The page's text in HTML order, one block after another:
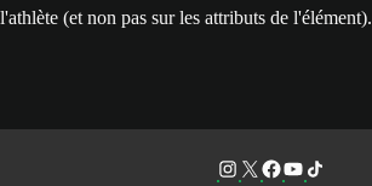
l'athlète (et non pas sur les attributs de l'élément).